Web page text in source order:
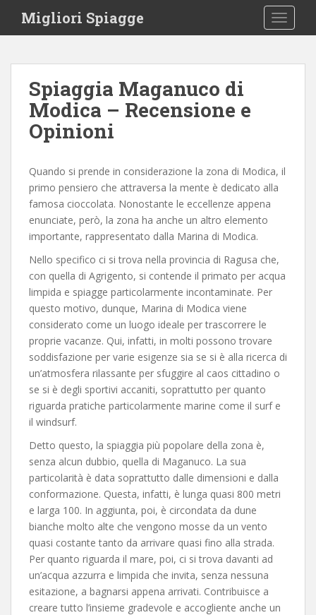
i
Migliori Spiagge
Spiaggia Maganuco di
Modica – Recensione e
Opinioni
Quando si prende in considerazione la zona di Modica, il
primo pensiero che attraversa la mente è dedicato alla
famosa cioccolata. Nonostante le eccellenze appena
enunciate, però, la zona ha anche un altro elemento
importante, rappresentato dalla Marina di Modica.
Nello specifico ci si trova nella provincia di Ragusa che,
con quella di Agrigento, si contende il primato per acqua
limpida e spiagge particolarmente incontaminate. Per
questo motivo, dunque, Marina di Modica viene
considerato come un luogo ideale per trascorrere le
proprie vacanze. Qui, infatti, in molti possono trovare
soddisfazione per varie esigenze sia se si è alla ricerca di
un’atmosfera rilassante per sfuggire al caos cittadino o
se si è degli sportivi accaniti, soprattutto per quanto
riguarda pratiche particolarmente marine come il surf e
il windsurf.
Detto questo, la spiaggia più popolare della zona è,
senza alcun dubbio, quella di Maganuco. La sua
particolarità è data soprattutto dalle dimensioni e dalla
conformazione. Questa, infatti, è lunga quasi 800 metri
e larga 100. In aggiunta, poi, è circondata da dune
bianche molto alte che vengono mosse da un vento
quasi costante tanto da arrivare quasi fino alla strada.
Per quanto riguarda il mare, poi, ci si trova davanti ad
un’acqua azzurra e limpida che invita, senza nessuna
esitazione, a bagnarsi appena arrivati. Contribuisce a
creare tutto l’insieme gradevole e accogliente anche un